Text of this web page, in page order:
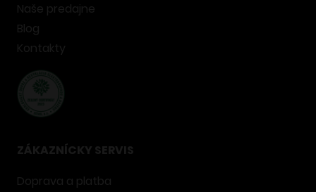
Naše predajne
Blog
Kontakty
ZÁKAZNÍCKY SERVIS
Doprava a platba